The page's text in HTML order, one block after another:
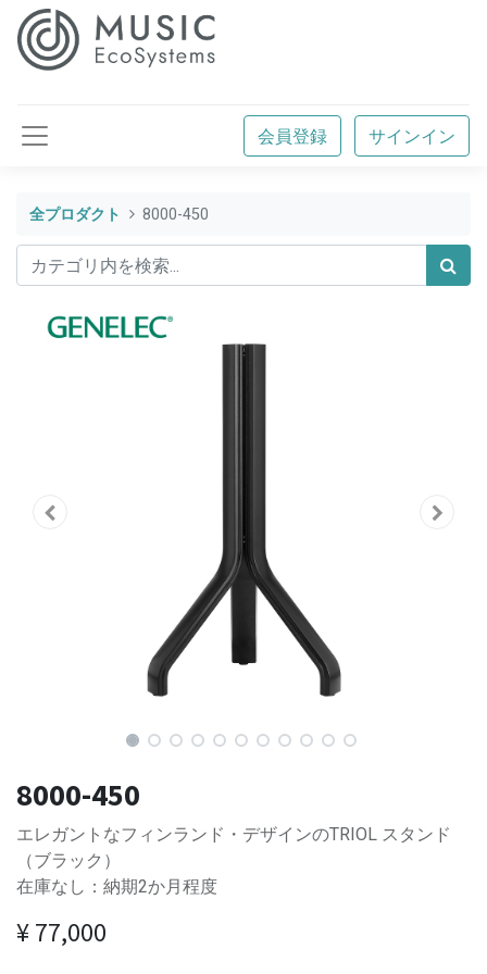
会員登録 サインイン
全プロダクト 8000-450
8000-450
エレガントなフィンランド・デザインのTRIOL スタンド
（ブラック）
在庫なし：納期2か月程度
¥ 77,000